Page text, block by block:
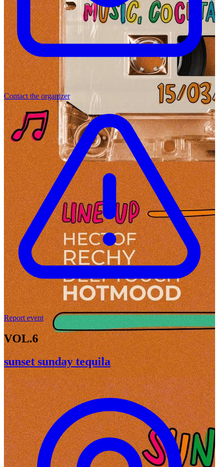
Contact the organizer
Report event
VOL.6
sunset sunday tequila